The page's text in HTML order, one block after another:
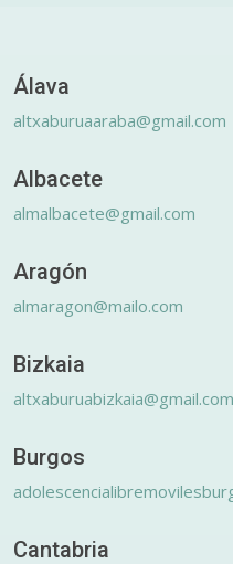
Álava
altxaburuaaraba@gmail.com
Albacete
almalbacete@gmail.com
Aragón
almaragon@mailo.com
Bizkaia
altxaburuabizkaia@gmail.com
Burgos
Cantabria